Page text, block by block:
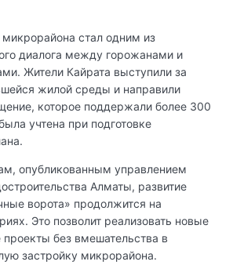
стал одним из
диалога между горожанами и
Жители Кайрата выступили за
жилой среды и направили
которое поддержали более 300
учтена при подготовке
опубликованным управлением
Алматы, развитие
ворота» продолжится на
Это позволит реализовать новые
проекты без вмешательства в
застройку микрорайона.